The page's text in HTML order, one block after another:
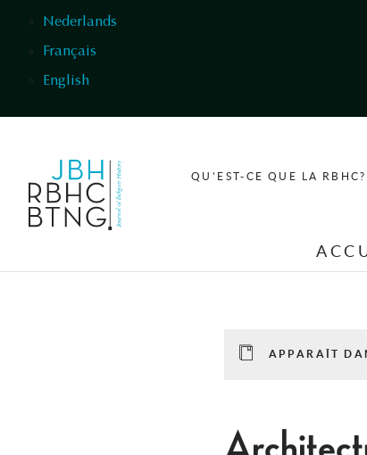
Nederlands
Français
English
QU'EST-CE QUE LA RBHC?
APPARAÎT